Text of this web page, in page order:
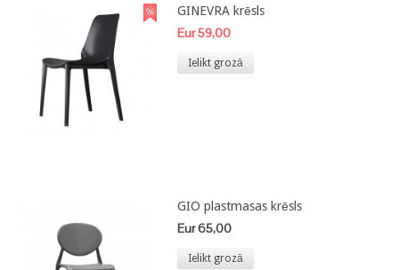
GINEVRA krēsls
Eur 59,00
Ielikt grozā
GIO plastmasas krēsls
Eur 65,00
Ielikt grozā